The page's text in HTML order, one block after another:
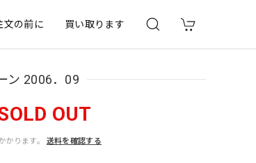
文の前に 買い取ります
ン 2006．09
OUT
ります。 送料を確認する